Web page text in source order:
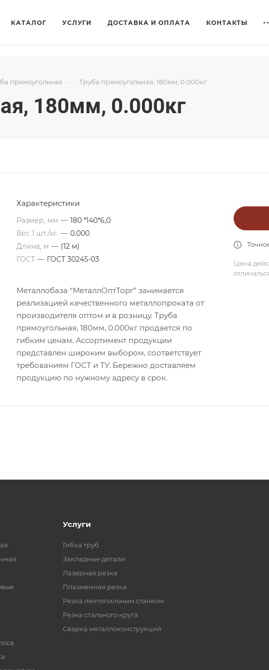
КАТАЛОГ УСЛУГИ ДОСТАВКА И ОПЛАТА КОНТАКТЫ
прямоугольная — Труба прямоугольная, 180мм, 0.000кг
180мм, 0.000кг
Характеристики
Размер, мм — 180 *140*6,0
Вес 1 шт./кг. — 0.000
Длина, м — (12 м)
ГОСТ — ГОСТ 30245-03
Металлобаза “МеталлОптТорг” занимается
реализацией качественного металлопроката от
производителя оптом и в розницу. Труба
прямоугольная, 180мм, 0.000кг продается по
гибким ценам. Ассортимент продукции
представлен широким выбором, соответствует
требованиям ГОСТ и ТУ. Бережно доставляем
продукцию по нужному адресу в срок.
Цена
Услуги
Гибка труб
Закладные детали
Лазерная резка
Плазменная резка
Резка лентопильным станком
Резка стального круга
Сварка металлоконструкций